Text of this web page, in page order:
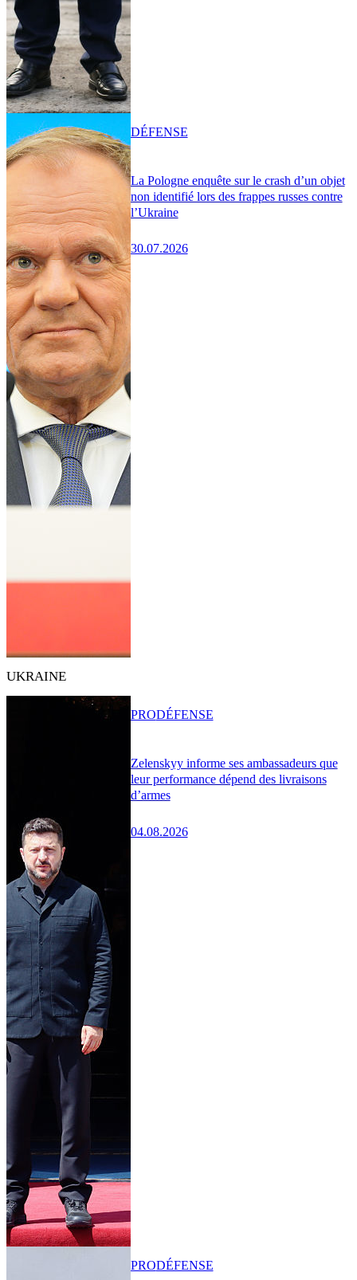
La Pologne enquête sur le crash d’un objet
non identifié lors des frappes russes contre
l’Ukraine
30.07.2026
DÉFENSE
UKRAINE
Zelenskyy informe ses ambassadeurs que
leur performance dépend des livraisons
d’armes
04.08.2026
PRODÉFENSE
PRODÉFENSE